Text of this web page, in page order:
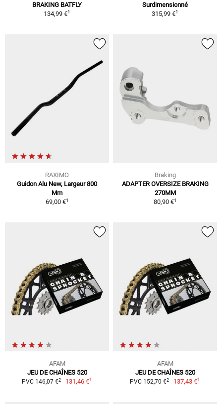
BRAKING BATFLY
134,99 €1
Surdimensionné
315,99 €1
RAXIMO
Guidon Alu New, Largeur 800
Mm
69,00 €1
Braking
ADAPTER OVERSIZE BRAKING
270MM
80,90 €1
AFAM
JEU DE CHAÎNES 520
PVC 146,07 €2 131,46 €1
AFAM
JEU DE CHAÎNES 520
PVC 152,70 €2 137,43 €1